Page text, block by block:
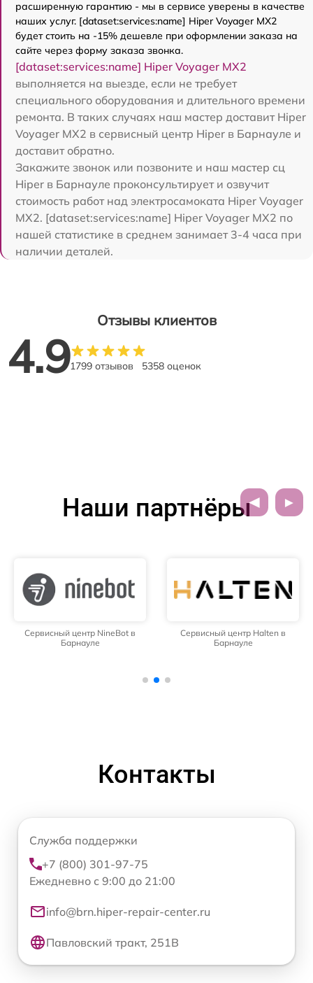
расширенную гарантию - мы в сервисе уверены в качестве
наших услуг. [dataset:services:name] Hiper Voyager MX2
будет стоить на -15% дешевле при оформлении заказа на
сайте через форму заказа звонка.
[dataset:services:name] Hiper Voyager MX2
выполняется на выезде, если не требует
специального оборудования и длительного времени
ремонта. В таких случаях наш мастер доставит Hiper
Voyager MX2 в сервисный центр Hiper в Барнауле и
доставит обратно.
Закажите звонок или позвоните и наш мастер сц
Hiper в Барнауле проконсультирует и озвучит
стоимость работ над электросамоката Hiper Voyager
MX2. [dataset:services:name] Hiper Voyager MX2 по
нашей статистике в среднем занимает 3-4 часа при
наличии деталей.
Отзывы клиентов
4.91799 отзывов 5358 оценок
Наши партнёры
Сервисный центр NineBot в
Барнауле
Сервисный центр Halten в
Барнауле
Контакты
Служба поддержки
+7 (800) 301-97-75
Ежедневно с 9:00 до 21:00
info@brn.hiper-repair-center.ru
Павловский тракт, 251В